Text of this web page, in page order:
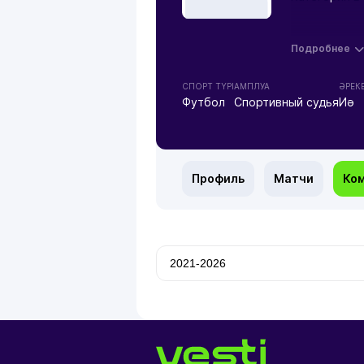
Подробнее
СПОРТ ТҮРІ
Футбол
АМПЛУА
Спортивный судьяИә
Профиль Матчи